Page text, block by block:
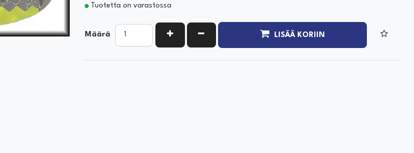
Tuotetta on varastossa
Määrä KASVATA MÄÄRÄÄ
VÄHENNÄ MÄÄRÄÄ LISÄÄ KORIIN